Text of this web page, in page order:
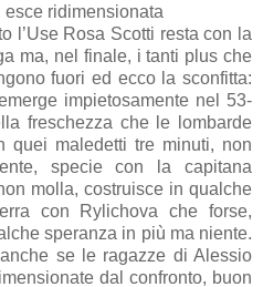
ridimensionata
l’Use Rosa Scotti resta con la
ma, nel finale, i tanti plus che
fuori ed ecco la sconfitta:
impietosamente nel 53-
freschezza che le lombarde
quei maledetti tre minuti, non
specie con la capitana
molla, costruisce in qualche
con Rylichova che forse,
speranza in più ma niente.
se le ragazze di Alessio
dal confronto, buon